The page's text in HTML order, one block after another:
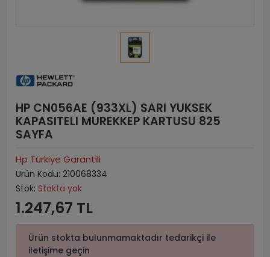
HP CN056AE (933XL) SARI YUKSEK
KAPASITELI MUREKKEP KARTUSU 825
SAYFA
Hp Türkiye Garantili
Ürün Kodu: 210068334
Stok: Stokta yok
1.247,67 TL
Ürün stokta bulunmamaktadır tedarikçi ile
iletişime geçin